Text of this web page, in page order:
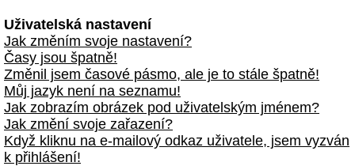
Uživatelská nastavení
Jak změním svoje nastavení?
Časy jsou špatně!
Změnil jsem časové pásmo, ale je to stále špatně!
Můj jazyk není na seznamu!
Jak zobrazím obrázek pod uživatelským jménem?
Jak změní svoje zařazení?
Když kliknu na e-mailový odkaz uživatele, jsem vyzván
k přihlášení!